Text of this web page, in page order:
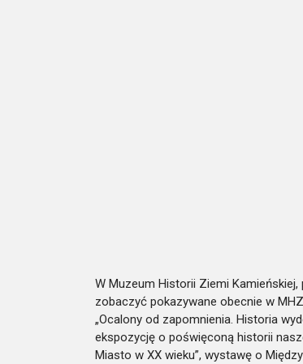
W Muzeum Historii Ziemi
zobaczyć pokazywane obecnie w
„Ocalony od zapomnienia. Historia
ekspozycję o poświęconą historii
Miasto w XX wieku”, wystawę o